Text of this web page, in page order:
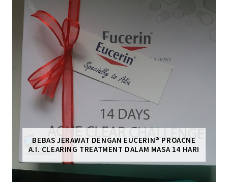
BEBAS JERAWAT DENGAN EUCERIN® PROACNE
A.I. CLEARING TREATMENT DALAM MASA 14 HARI